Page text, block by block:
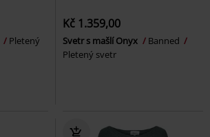
Pletený
Kč 1.359,00
Svetr s mašlí Onyx
Banned
Pletený svetr